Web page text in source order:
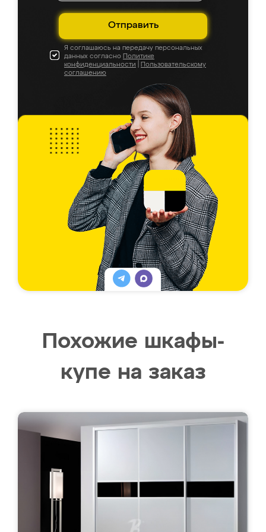
Отправить
Я соглашаюсь на передачу персональных
данных согласно Политике
конфиденциальности
Пользовательскому
соглашению
Похожие шкафы-
купе на заказ